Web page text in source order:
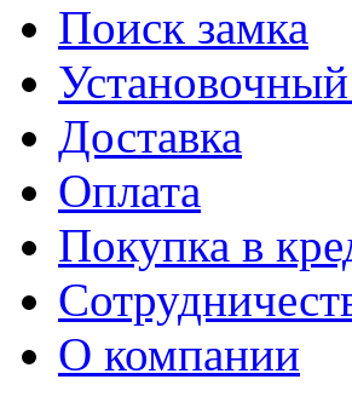
Поиск замка
Доставка
Оплата
Покупка в
О компании